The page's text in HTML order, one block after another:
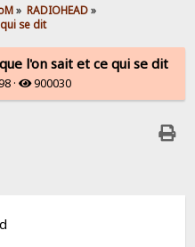
» RADIOHEAD»
se dit
l'on sait et ce qui se dit
· 900030